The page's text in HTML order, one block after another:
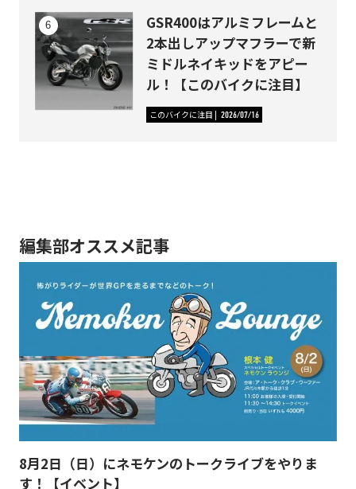
GSR400はアルミフレームと
2本出しアップマフラーで新
ミドルネイキッドをアピー
ル！【このバイクに注目】
このバイクに注目 2026/07/16
編集部オススメ記事
8月2日（日）にネモケンのトークライブをやりま
す！【イベント】